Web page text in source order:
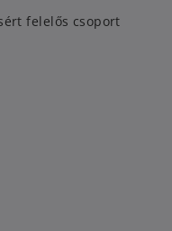
felelős csoport